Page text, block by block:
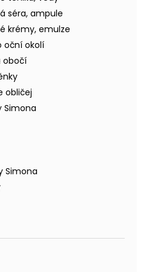
séra, ampule
krémy, emulze
oční okolí
obočí
obličej
Simona
Simona
BANÁN ORGANICKÉ
BAMBUCKÉ MÁSLO